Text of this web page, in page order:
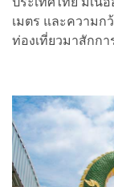
เมตร และความก
ท่องเที่ยวมาสักก